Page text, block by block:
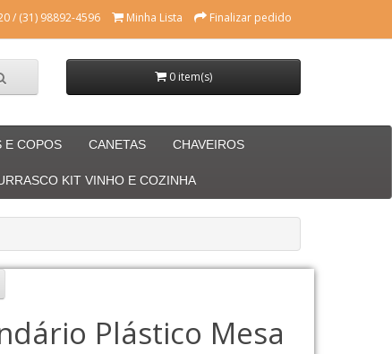
/ (31) 98892-4596 Minha Lista Finalizar pedido
0 item(s)
E COPOS CANETAS CHAVEIROS
KIT VINHO E COZINHA
Plástico Mesa